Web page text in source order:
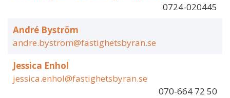
0724-020445
André Byström
andre.bystrom@fastighetsbyran.se
Jessica Enhol
jessica.enhol@fastighetsbyran.se
070-664 72 50